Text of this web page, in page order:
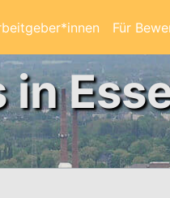
Für
in